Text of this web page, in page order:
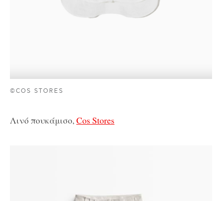
©COS STORES
Λινό πουκάμισο, Cos Stores